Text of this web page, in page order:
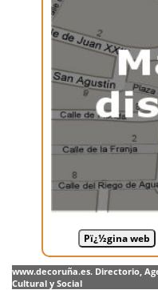
www.decoruña.es. Directorio,
Cultural y Social